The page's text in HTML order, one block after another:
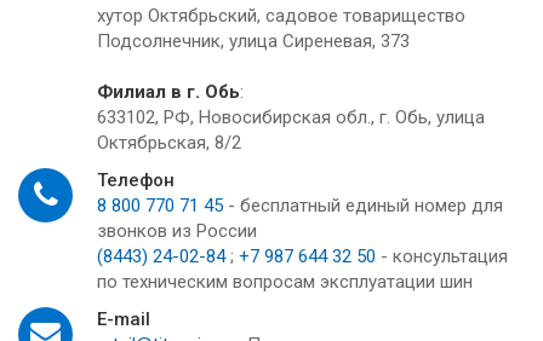
хутор Октябрьский, садовое товарищество
Подсолнечник, улица Сиреневая, 373
Филиал в г. Обь:
633102, РФ, Новосибирская обл., г. Обь, улица
Октябрьская, 8/2
Телефон
8 800 770 71 45 - бесплатный единый номер для
звонков из России
(8443) 24-02-84; +7 987 644 32 50 - консультация
по техническим вопросам эксплуатации шин
E-mail